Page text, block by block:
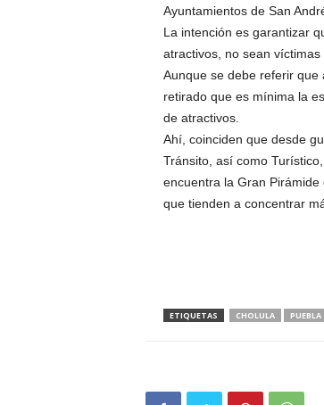
Ayuntamientos de San
La intención es garantizar
atractivos, no sean víctimas
Aunque se debe referir que
retirado que es mínima la
de atractivos.
Ahí, coinciden que desde
Tránsito, así como
encuentra la Gran
que tienden a concentrar
ETIQUETAS CHOLULA PUEBLA